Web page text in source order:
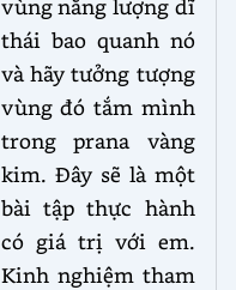
vùng năng lượng dĩ
thái bao quanh nó
và hãy tưởng tượng
vùng đó tắm mình
trong prana vàng
kim. Đây sẽ là một
bài tập thực hành
có giá trị với em.
Kinh nghiệm tham